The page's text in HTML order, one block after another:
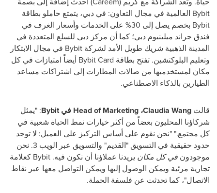
Bybit العالمية في مجال التعاون: في دبي، يتمتع حاملو بطاقة
Bybit
بخصم يصل إلى 30% على الخدمات وأسعار الغرف في
فندق جراند ميلينيوم دبي؛ كما أن مركز دبي للسلع المتعددة في
المدينة الذهبية شريك طويل الأمد لشركة Bybit في مجال الابتكار
وتعليم البلوكتشين. تفتح بطاقة Bybit Card أيضاً امتيازات في كل
مكان لمستخدميها من صالات المطارات إلى اشتراكات مساعد
الطيارين بالذكاء الاصطناعي.
قالت Claudia Wang، Head of Marketing فيBybit: "يمثل
شركاؤنا المحليون بعضاً من أكثر خيارات نمط الحياة شعبية في
كل مجتمع." "نحن نقوم على أساس التركيز على العميل: لا توجد
حدود حقيقية في التسويق "القديم" والتسويق عبر الويب 3. نحن
موجودون في كل مكان يريدنا عملاؤنا أن نكون فيه. Bybit كعلامة
تجارية مرئية ويمكن الوصول إليها ويمكن التواصل معها عبر نقاط
الاتصال"، كما تحدثت عن فلسفة الحملة.